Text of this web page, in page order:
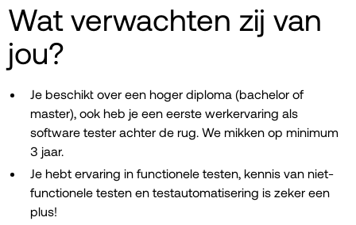
Wat verwachten zij van
jou?
Je beschikt over een hoger diploma (bachelor of
master), ook heb je een eerste werkervaring als
software tester achter de rug. We mikken op minimum
3 jaar.
Je hebt ervaring in functionele testen, kennis van niet-
functionele testen en testautomatisering is zeker een
plus!